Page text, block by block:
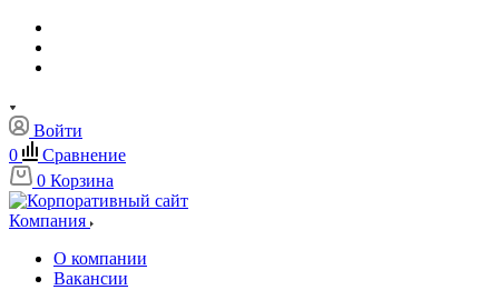
Войти
0
Сравнение
0 Корзина
Компания
О компании
Вакансии